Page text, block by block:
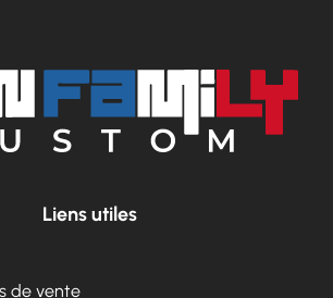
Liens utiles
de vente